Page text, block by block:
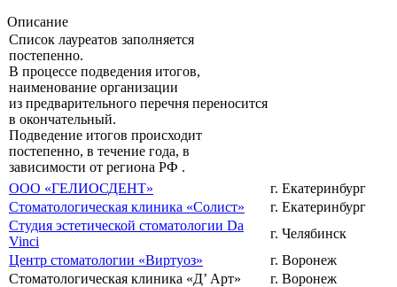
Описание
Список лауреатов заполняется
постепенно.
В процессе подведения итогов,
наименование организации
из предварительного перечня переносится
в окончательный.
Подведение итогов происходит
постепенно, в течение года, в
зависимости от региона РФ .
ООО «ГЕЛИОСДЕНТ»
г. Екатеринбург
Стоматологическая клиника «Солист»
г. Екатеринбург
Студия эстетической стоматологии Da
Vinci
г. Челябинск
Центр стоматологии «Виртуоз»
г. Воронеж
Стоматологическая клиника «Д’ Арт»
г. Воронеж